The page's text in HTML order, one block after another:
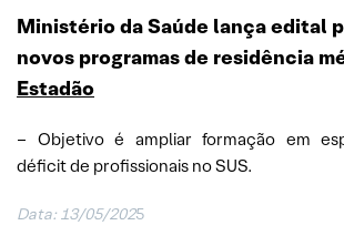
Ministério da Saúde lança edital
novos programas de residência
Estadão
– Objetivo é ampliar formação em
déficit de profissionais no SUS.
Data: 13/05/2025